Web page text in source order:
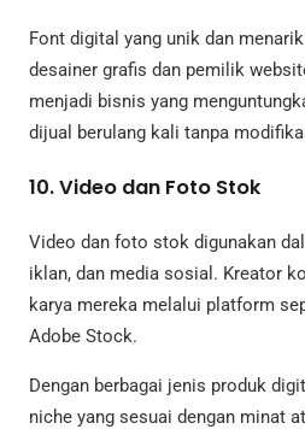
Font digital yang unik dan
desainer grafis dan pemilik
menjadi bisnis yang
dijual berulang kali tanpa
10. Video dan Foto Stok
Video dan foto stok digunakan
iklan, dan media sosial. Kreator
karya mereka melalui platform
Adobe Stock.
Dengan berbagai jenis produk
niche yang sesuai dengan minat